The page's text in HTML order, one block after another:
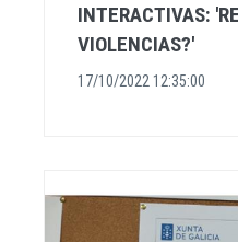
INTERACTIVAS:
VIOLENCIAS?'
17/10/2022 12:35:00